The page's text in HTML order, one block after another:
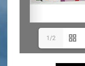
1/2